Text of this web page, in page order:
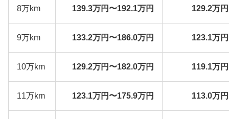
8万km 139.3万円〜192.1万円 129.2万
9万km 133.2万円〜186.0万円 123.1万
10万km 129.2万円〜182.0万円 119.1万
11万km 123.1万円〜175.9万円 113.0万